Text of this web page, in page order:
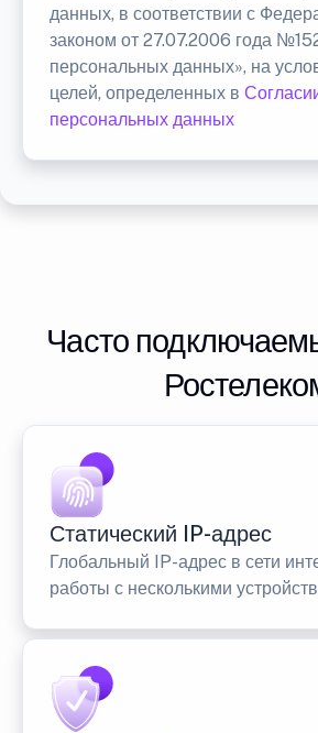
данных, в соответствии с
законом от 27.07.2006 года
персональных данных», на
целей, определенных в
персональных данных
Часто
Статический IP-адрес
Глобальный IP-адрес в сети
работы с несколькими